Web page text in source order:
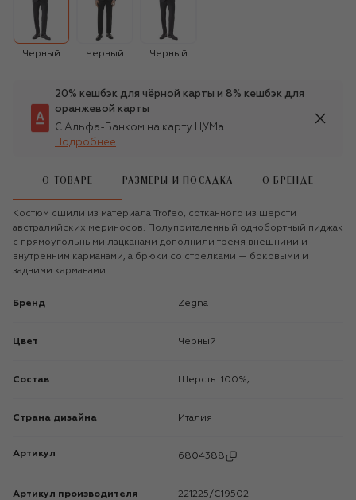
Черный Черный Черный
20% кешбэк для чёрной карты и 8% кешбэк для
оранжевой карты
С Альфа-Банком на карту ЦУМа
Подробнее
О ТОВАРЕ РАЗМЕРЫ И ПОСАДКА О БРЕНДЕ
Костюм сшили из материала Trofeo, сотканного из шерсти
австралийских мериносов. Полуприталенный однобортный пиджак
с прямоугольными лацканами дополнили тремя внешними и
внутренним карманами, а брюки со стрелками — боковыми и
задними карманами.
Бренд Zegna
Цвет Черный
Состав Шерсть: 100%;
Страна дизайна Италия
Артикул 6804388
Артикул производителя 221225/C19502